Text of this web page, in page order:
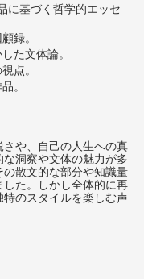
に基づく哲学的エッセ
録。
た文体論。
点。
。
や、自己の人生への真
洞察や文体の魅力が多
の散文的な部分や知識量
た。しかし全体的に再
のスタイルを楽しむ声